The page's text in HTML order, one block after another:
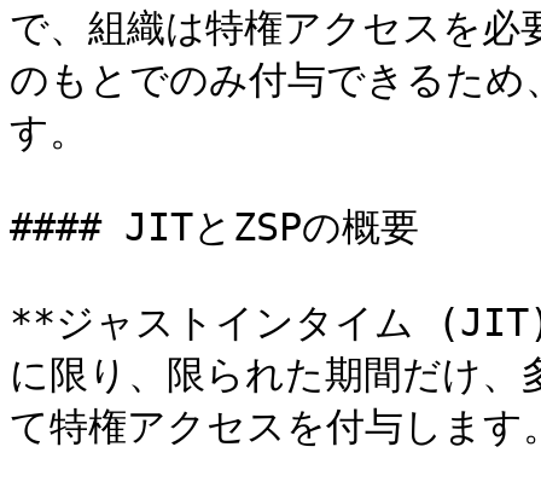
で、組織は特権アクセスを必
のもとでのみ付与できるた
す。
#### JITとZSPの概要
**ジャストインタイム
に限り、限られた期間だけ
て特権アクセスを付与します